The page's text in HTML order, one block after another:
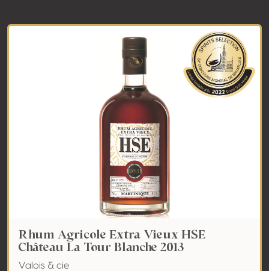
Rhum Agricole Extra Vieux HSE
Château La Tour Blanche 2013
Valois & cie